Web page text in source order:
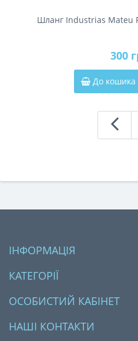
Шланг Industrias Mateu
300
До кошика
ІНФОРМАЦІЯ
КАТЕГОРІЇ
ОСОБИСТИЙ КАБІНЕТ
НАШІ КОНТАКТИ